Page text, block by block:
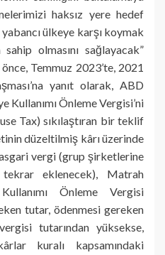
haksız yere hedef
ülkeye karşı koymak
olmasını sağlayacak”
Temmuz 2023’te, 2021
yanıt olarak, ABD
Kullanımı Önleme Vergisi’ni
Tax) sıkılaştıran bir teklif
düzeltilmiş kârı üzerinde
vergi (grup şirketlerine
eklenecek), Matrah
Önleme Vergisi
tutar, ödenmesi gereken
tutarından yüksekse,
kuralı kapsamındaki